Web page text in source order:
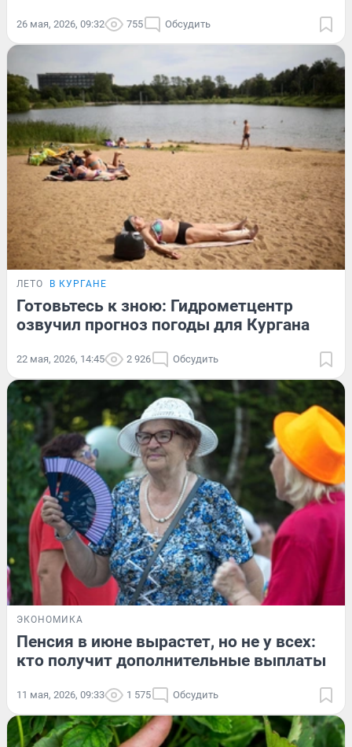
26 мая, 2026, 09:32 755 Обсудить
ЛЕТО В КУРГАНЕ
Готовьтесь к зною: Гидрометцентр
озвучил прогноз погоды для Кургана
22 мая, 2026, 14:45 2 926 Обсудить
ЭКОНОМИКА
Пенсия в июне вырастет, но не у всех:
кто получит дополнительные выплаты
11 мая, 2026, 09:33 1 575 Обсудить